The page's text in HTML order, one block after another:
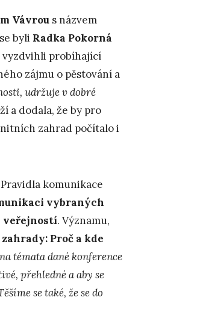
Vávrou s názvem
byli Radka Pokorná
vyzdvihli probíhající
zájmu o pěstování a
udržuje v dobré
a dodala, že by pro
zahrad počítalo i
komunikace
vybraných
veřejností. Významu,
Proč a kde
témata dané konference
přehledné a aby se
se také, že se do